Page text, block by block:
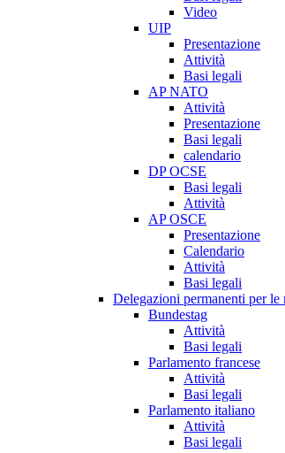
Video
UIP
Presentazione
Attività
Basi legali
AP NATO
Attività
Presentazione
Basi legali
calendario
DP OCSE
Basi legali
Attività
AP OSCE
Presentazione
Calendario
Attività
Basi legali
Delegazioni permanenti per
Bundestag
Attività
Basi legali
Parlamento francese
Attività
Basi legali
Parlamento italiano
Attività
Basi legali